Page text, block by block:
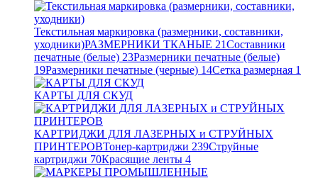
Текстильная маркировка (размерники, составники,
уходники)РАЗМЕРНИКИ ТКАНЫЕ 21Составники
печатные (белые) 23Размерники печатные (белые)
19Размерники печатные (черные) 14Сетка размерная 1
КАРТЫ ДЛЯ СКУД
КАРТРИДЖИ ДЛЯ ЛАЗЕРНЫХ и СТРУЙНЫХ
ПРИНТЕРОВТонер-картриджи 239Струйные
картриджи 70Красящие ленты 4